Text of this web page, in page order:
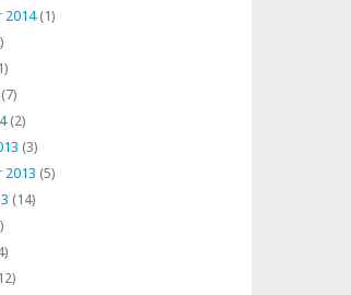
2014(1)
(2)
(3)
2013 (5)
(14)